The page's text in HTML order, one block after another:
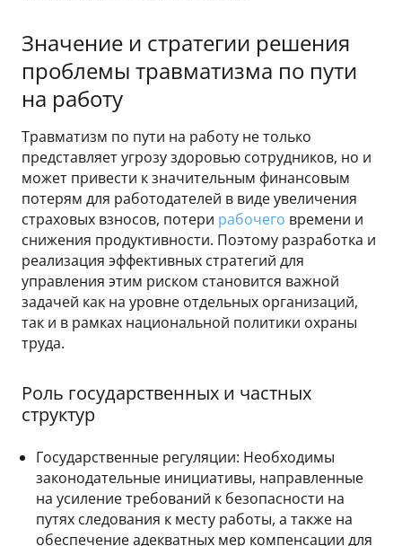
Значение и стратегии решения
проблемы травматизма по пути
на работу
Травматизм по пути на работу не только
представляет угрозу здоровью сотрудников, но и
может привести к значительным финансовым
потерям для работодателей в виде увеличения
страховых взносов, потери рабочего времени и
снижения продуктивности. Поэтому разработка и
реализация эффективных стратегий для
управления этим риском становится важной
задачей как на уровне отдельных организаций,
так и в рамках национальной политики охраны
труда.
Роль государственных и частных
структур
Государственные регуляции: Необходимы
законодательные инициативы, направленные
на усиление требований к безопасности на
путях следования к месту работы, а также на
обеспечение адекватных мер компенсации для